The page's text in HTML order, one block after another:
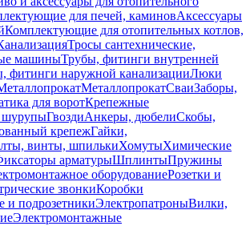
для печей, каминовАксессуары
Комплектующие для отопительных котлов,
Тросы сантехнические,
машиныТрубы, фитинги внутренней
фитинги наружной канализацииЛюки
МеталлопрокатСваиЗаборы,
для воротКрепежные
шурупыГвоздиАнкеры, дюбелиСкобы,
крепежГайки,
винты, шпилькиХомутыХимические
арматурыШплинтыПружины
оборудованиеРозетки и
звонкиКоробки
и подрозетникиЭлектропатроныВилки,
Электромонтажные